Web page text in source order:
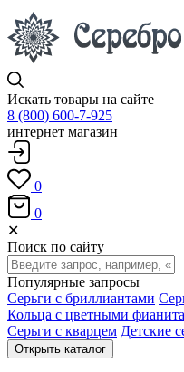
Искать товары на сайте
8 (800) 600-7-925
интернет магазин
0
0
✕
Поиск по сайту
Популярные запросы
Серьги с бриллиантами
Кольца с цветными
Серьги с кварцем Детские
Открыть каталог